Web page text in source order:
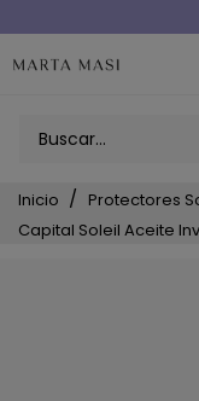
Inicio Protectores
Capital Soleil Aceite